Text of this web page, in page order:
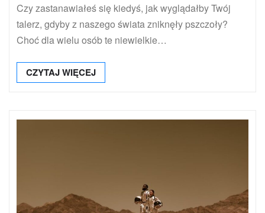
Czy zastanawiałeś się kiedyś, jak wyglądałby Twój
talerz, gdyby z naszego świata zniknęły pszczoły?
Choć dla wielu osób te niewielkie…
CZYTAJ WIĘCEJ